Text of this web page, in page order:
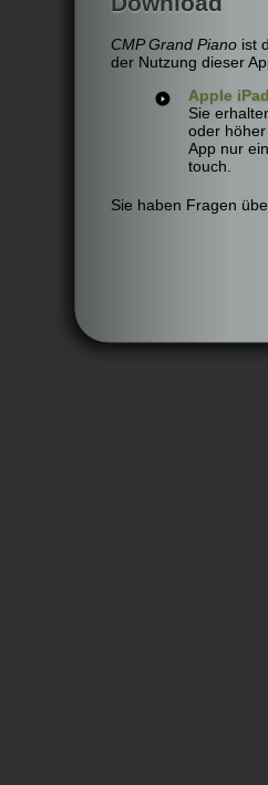
CMP Grand Piano ist
der Nutzung dieser
Apple
Sie
oder
App nur
touch.
Sie haben Fragen